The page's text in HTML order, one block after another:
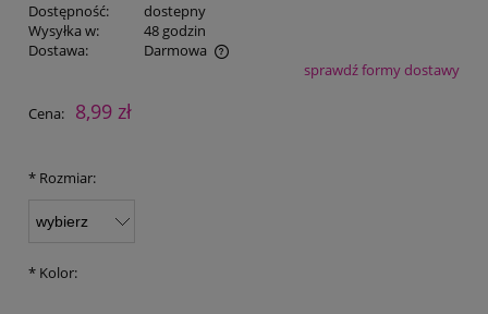
Dostępność:
dostepny
Wysyłka w:
48 godzin
Dostawa:
Darmowa
Cena nie zawiera ewentualnych kosztów płatnościsprawdź formy dostawy
Cena: 8,99 zł
* Rozmiar:
* Kolor: